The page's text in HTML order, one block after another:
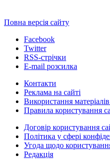
Повна версія сайту
Facebook
Twitter
RSS-стрічки
E-mail розсилка
Контакти
Реклама на сайті
Використання
Правила користування
Договір користування
Політика у сфері
Угода щодо
Редакція